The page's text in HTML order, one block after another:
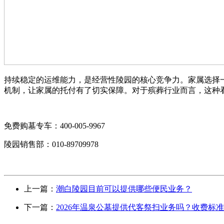
持续稳定的运维能力，是经营性陵园的核心竞争力。家属选
机制，让家属的托付有了切实保障。对于殡葬行业而言，这
免费购墓专车：400-005-9967
陵园销售部：010-89709978
上一篇： 潮白陵园目前可以提供哪些便民业务？
下一篇： 2026年温泉公墓提供代客祭扫业务吗？收费标